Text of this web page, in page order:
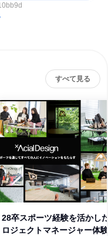
すべて見る
28卒スポーツ経験を活かし
ロジェクトマネージャー体験